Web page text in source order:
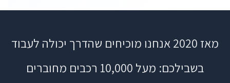
מאז 2020 אנחנו מוכיחים שהדרך יכולה לעבוד
בשבילכם: מעל 10,000 רכבים מחוברים